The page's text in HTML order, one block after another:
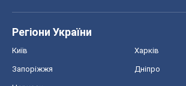
Регіони України
Київ Харків
Запоріжжя Дніпро